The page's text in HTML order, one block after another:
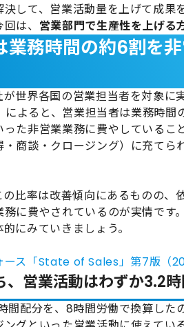
決して、営業活動量を上げて成果
は、 営業部門で生産性を上げる
業務時間の約6割を
が世界各国の営業担当者を対象
によると、営業担当者は業務時
た非営業業務に費やしているこ
・商談・クロージング）に充て
比率は改善傾向にあるものの、
に費やされているのが実情です
にみていきましょう。
ース「State of Sales」第7版（
、営業活動はわずか3.2
間配分を、8時間労働で換算した